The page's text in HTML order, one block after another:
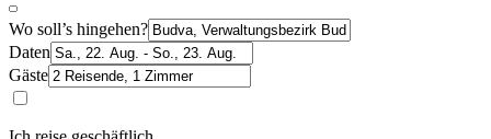
Wo soll’s hingehen?
Daten
Gäste